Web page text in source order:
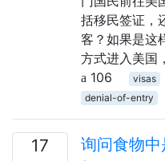
括移民签证，
客？如果是这
方式进入美国
106
visas
denial-of-entry
17
询问食物